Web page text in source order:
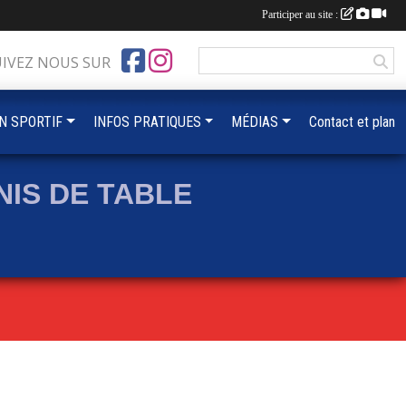
DE TABLE
NOUS SUR
SPORTIF INFOS PRATIQUES MÉDIAS Contact et plan
Participer au site :